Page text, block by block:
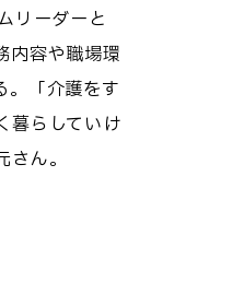
リーダーと
内容や職場環
。「介護をす
暮らしていけ
ん。